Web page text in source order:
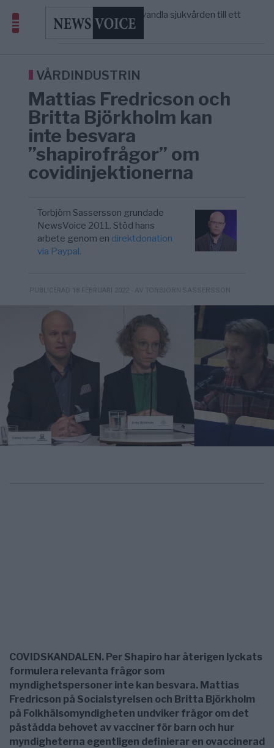
5/8
S och KD vill omvandla sjukvården till ett
geografiskt apartheidsystem
AFRIKA
Massiv anstormning till Ceuta – Misstankar
America” – Finally
VÅRDINDUSTRIN
Mattias Fredricson och
Britta Björkholm kan
inte besvara
”shapirofrågor” om
covidinjektionerna
Torbjörn Sassersson grundade
NewsVoice 2011. Stöd hans
arbete genom en direktdonation
via Paypal.
PUBLICERAD 18 FEBRUARI 2022 - AV TORBJÖRN SASSERSSON
COVIDSKANDALEN. Per Shapiro har återigen lyckats
formulera relevanta frågor som
myndighetspersoner inte kan besvara. Mattias
Fredricson på Socialstyrelsen och Britta Björkholm
på Folkhälsomyndigheten undviker frågor om det
påstådda behovet av vacciner för barn och hur
myndigheterna egentligen definierar en ovaccinerad